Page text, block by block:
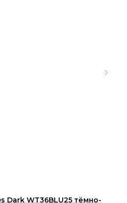
Dark WT36BLU25 тёмно-